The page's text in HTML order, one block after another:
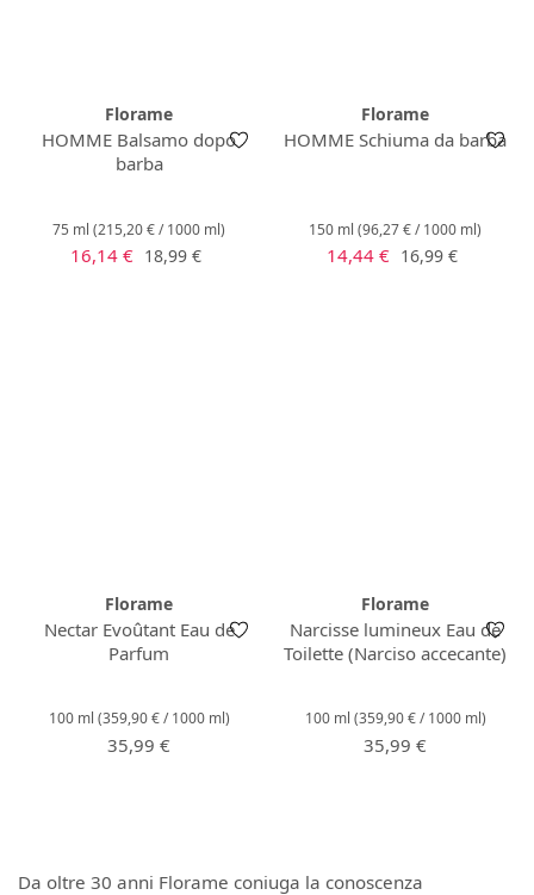
Florame
HOMME Balsamo dopo
barba
75 ml (215,20 € / 1000 ml)
Prezzo di vendita:
16,14 € Prezzo normale:
18,99 €
Florame
HOMME Schiuma da barba
150 ml (96,27 € / 1000 ml)
Prezzo di vendita:
14,44 € Prezzo normale:
16,99 €
Florame
Nectar Evoûtant Eau de
Parfum
100 ml (359,90 € / 1000 ml)
Prezzo normale:
35,99 €
Florame
Narcisse lumineux Eau de
Toilette (Narciso accecante)
100 ml (359,90 € / 1000 ml)
Prezzo normale:
35,99 €
Da oltre 30 anni Florame coniuga la conoscenza